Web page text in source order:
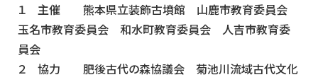
１ 主催 熊本県立装飾古墳館 山鹿市教育委員会
玉名市教育委員会 和水町教育委員会 人吉市教育委
員会
２ 協力 肥後古代の森協議会 菊池川流域古代文化